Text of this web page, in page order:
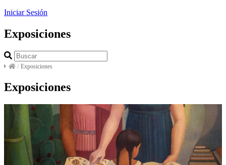
Iniciar Sesión
Exposiciones
/ Exposiciones
Exposiciones